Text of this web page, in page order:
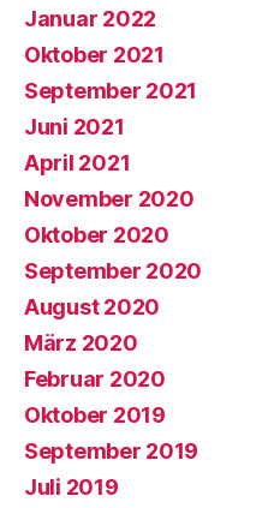
Januar 2022
Oktober 2021
September 2021
Juni 2021
April 2021
November 2020
Oktober 2020
September 2020
August 2020
März 2020
Februar 2020
Oktober 2019
September 2019
Juli 2019